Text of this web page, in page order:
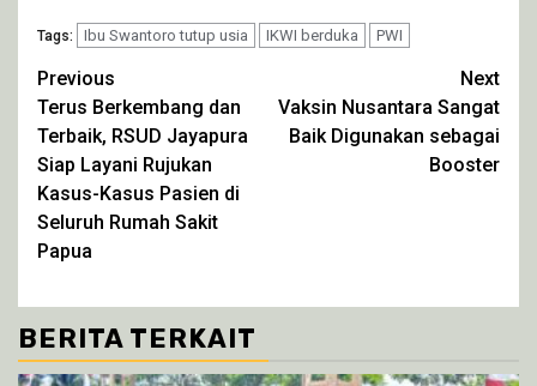
Twitter(Membuka
di
jendela
yang
baru)
Facebook(Membuka
di
jendela
WhatsApp(Membuka
di
jendela
Telegram(Membuka
di
jendela
Tags: Ibu Swantoro tutup usia IKWI berduka PWI
Continue
Reading
Previous
Terus Berkembang dan
Terbaik, RSUD Jayapura
Siap Layani Rujukan
Kasus-Kasus Pasien di
Seluruh Rumah Sakit
Papua
Next
Vaksin Nusantara Sangat
Baik Digunakan sebagai
Booster
BERITA TERKAIT